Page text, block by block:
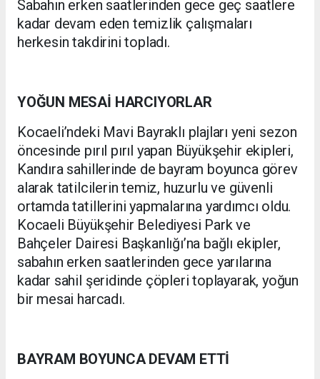
Sabahın erken saatlerinden gece geç saatlere
kadar devam eden temizlik çalışmaları
herkesin takdirini topladı.
YOĞUN MESAİ HARCIYORLAR
Kocaeli’ndeki Mavi Bayraklı plajları yeni sezon
öncesinde pırıl pırıl yapan Büyükşehir ekipleri,
Kandıra sahillerinde de bayram boyunca görev
alarak tatilcilerin temiz, huzurlu ve güvenli
ortamda tatillerini yapmalarına yardımcı oldu.
Kocaeli Büyükşehir Belediyesi Park ve
Bahçeler Dairesi Başkanlığı’na bağlı ekipler,
sabahın erken saatlerinden gece yarılarına
kadar sahil şeridinde çöpleri toplayarak, yoğun
bir mesai harcadı.
BAYRAM BOYUNCA DEVAM ETTİ